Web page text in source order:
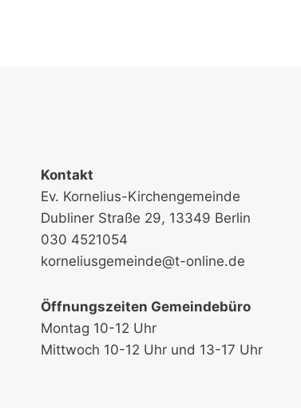
Kontakt
Ev. Kornelius-Kirchengemeinde
Dubliner Straße 29, 13349 Berlin
030 4521054
korneliusgemeinde@t-online.de
Öffnungszeiten Gemeindebüro
Montag 10-12 Uhr
Mittwoch 10-12 Uhr und 13-17 Uhr